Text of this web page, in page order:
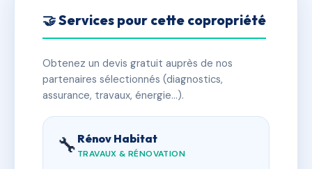
🤝 Services pour cette copropriété
Obtenez un devis gratuit auprès de nos
partenaires sélectionnés (diagnostics,
assurance, travaux, énergie…).
🔧 Rénov Habitat
TRAVAUX & RÉNOVATION